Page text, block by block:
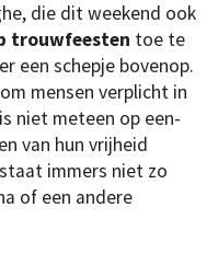
die dit weekend ook
trouwfeesten toe te
een schepje bovenop.
mensen verplicht in
niet meteen op een-
van hun vrijheid
immers niet zo
of een andere